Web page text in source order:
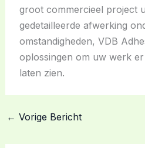
groot commercieel project
gedetailleerde afwerking
omstandigheden, VDB
oplossingen om uw werk
laten zien.
← Vorige Bericht